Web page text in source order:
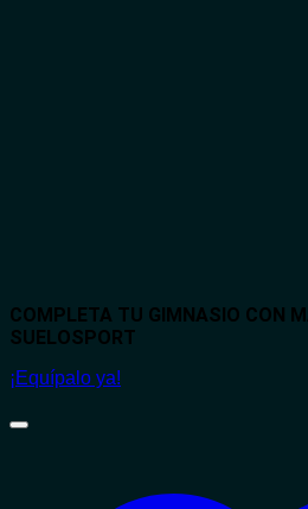
COMPLETA TU GIMNASIO CON
SUELOSPORT
¡Equípalo ya!